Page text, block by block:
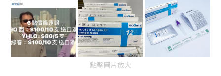
點擊圖片放大